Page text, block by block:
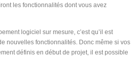
les fonctionnalités dont vous avez
logiciel sur mesure, c’est qu’il est
nouvelles fonctionnalités. Donc même si vos
définis en début de projet, il est possible